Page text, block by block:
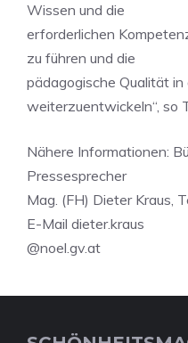
Wissen und die
erforderlichen
zu führen und die
pädagogische Qualität
weiterzuentwickeln“, so
Nähere Informationen:
Pressesprecher
Mag. (FH) Dieter
E-Mail dieter.kraus
@noel.gv.at